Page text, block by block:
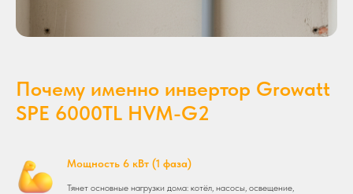
Почему именно инвертор Growatt
SPE 6000TL HVM-G2
Мощность 6 кВт (1 фаза)
Тянет основные нагрузки дома: котёл, насосы, освещение,